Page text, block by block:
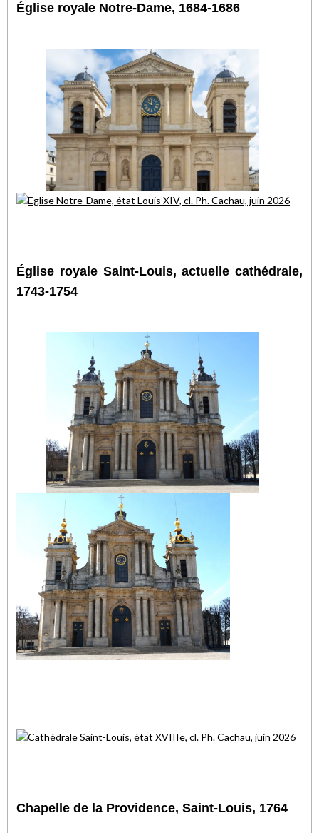
Église royale Notre-Dame, 1684-1686
Église royale Saint-Louis, actuelle cathédrale,
1743-1754
Chapelle de la Providence, Saint-Louis, 1764